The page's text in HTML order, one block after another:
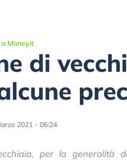
Money.it
di
2021 - 06:24
per la generalità